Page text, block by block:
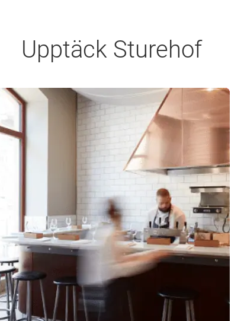
Upptäck Sturehof